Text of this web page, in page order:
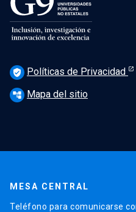
verified_user Políticas de Privacidad
account_tree Mapa del sitio
MESA CENTRAL
Teléfono para comunicarse